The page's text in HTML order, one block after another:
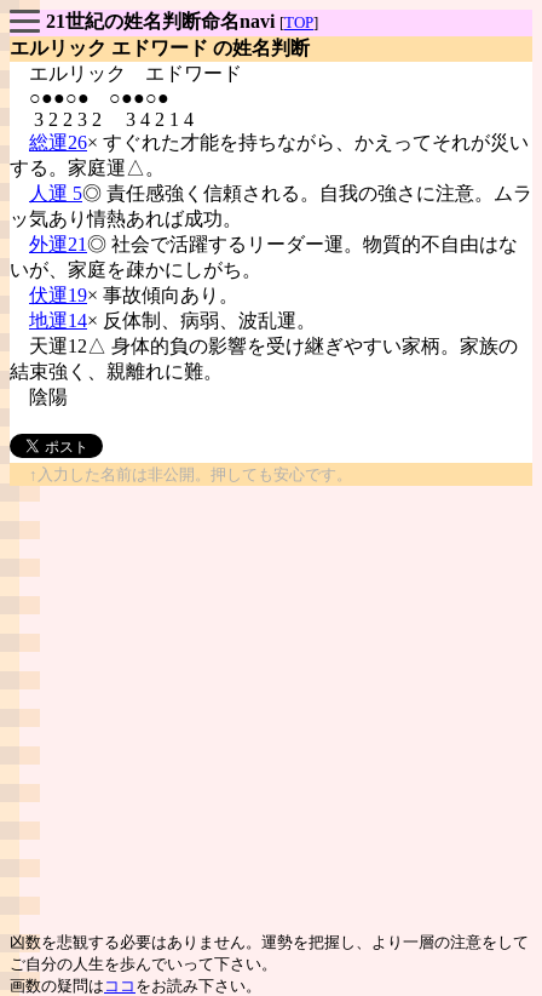
21世紀の姓名判断命名navi [TOP]
エルリック エドワード の姓名判断
エルリック エドワード
○●●○● ○●●○●
3 2 2 3 2 3 4 2 1 4
総運26× すぐれた才能を持ちながら、かえってそれが災い
する。家庭運△。
人運 5◎ 責任感強く信頼される。自我の強さに注意。ムラ
ッ気あり情熱あれば成功。
外運21◎ 社会で活躍するリーダー運。物質的不自由はな
いが、家庭を疎かにしがち。
伏運19× 事故傾向あり。
地運14× 反体制、病弱、波乱運。
天運12△ 身体的負の影響を受け継ぎやすい家柄。家族の
結束強く、親離れに難。
陰陽
↑入力した名前は非公開。押しても安心です。
凶数を悲観する必要はありません。運勢を把握し、より一層の注意をして
ご自分の人生を歩んでいって下さい。
画数の疑問は ココ をお読み下さい。